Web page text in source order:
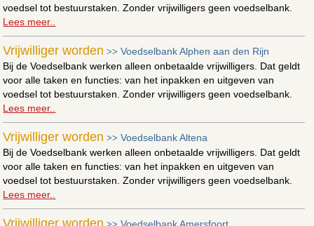
voedsel tot bestuurstaken. Zonder vrijwilligers geen voedselbank.
Lees meer..
Vrijwilliger worden >>Voedselbank Alphen aan den Rijn
Bij de Voedselbank werken alleen onbetaalde vrijwilligers. Dat geldt
voor alle taken en functies: van het inpakken en uitgeven van
voedsel tot bestuurstaken. Zonder vrijwilligers geen voedselbank.
Lees meer..
Vrijwilliger worden >>Voedselbank Altena
Bij de Voedselbank werken alleen onbetaalde vrijwilligers. Dat geldt
voor alle taken en functies: van het inpakken en uitgeven van
voedsel tot bestuurstaken. Zonder vrijwilligers geen voedselbank.
Lees meer..
Vrijwilliger worden
Voedselbank Amersfoort